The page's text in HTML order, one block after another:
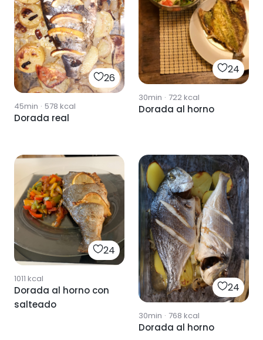
26
45min · 578 kcal
Dorada real
24
30min · 722kcal
Dorada al horno
24
1011 kcal
Dorada al horno con
salteado
24
30min · 768 kcal
Dorada al horno